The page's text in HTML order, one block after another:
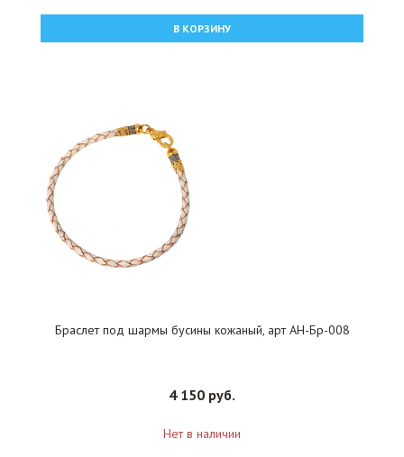
В КОРЗИНУ
Браслет под шармы бусины кожаный, арт АН-Бр-008
4 150 руб.
Нет в наличии